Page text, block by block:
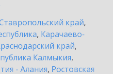
край,
, Карачаево-
край,
Калмыкия,
- Алания, Ростовская